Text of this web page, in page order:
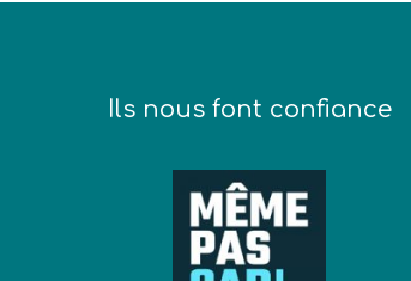
Ils nous font confiance